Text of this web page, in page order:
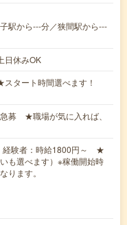
駅から---分／狭間駅から---
休みOK
タート時間選べます！
募 ★職場が気に入れば、
経験者：時給1800円～ ★
も選べます）※稼働開始時
ります。